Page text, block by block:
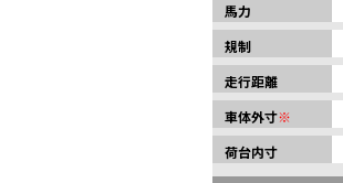
馬力
規制
走行距離
車体外寸※
荷台内寸